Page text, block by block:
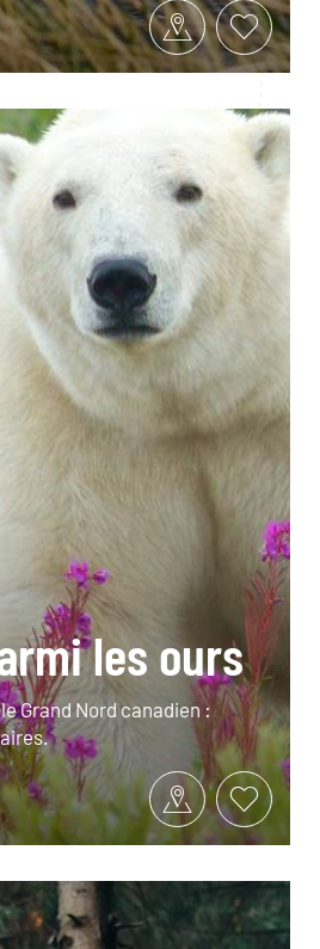
les ours
Grand Nord canadien :